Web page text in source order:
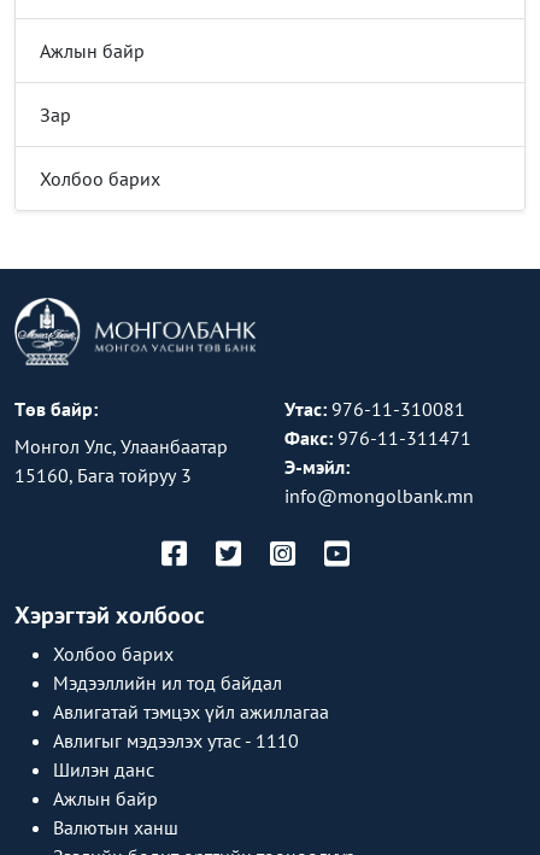
Ажлын байр
Зар
Холбоо барих
Төв байр:
Монгол Улс, Улаанбаатар
15160, Бага тойруу 3
Утас: 976-11-310081
Факс: 976-11-311471
Э-мэйл:
info@mongolbank.mn
Хэрэгтэй холбоос
Холбоо барих
Мэдээллийн ил тод байдал
Авлигатай тэмцэх үйл ажиллагаа
Авлигыг мэдээлэх утас - 1110
Шилэн данс
Ажлын байр
Валютын ханш